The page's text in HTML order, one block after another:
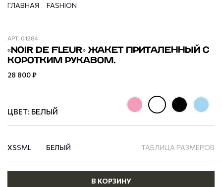
ГЛАВНАЯ FASHION
АРТ. 01284
«NOIR DE FLEUR» ЖАКЕТ ПРИТАЛЕННЫЙ С
КОРОТКИМ РУКАВОМ.
28 800 ₽
ЦВЕТ: БЕЛЫЙ
В КОРЗИНУ
XSSML БЕЛЫЙ ТАБЛИЦА РАЗМЕРОВ